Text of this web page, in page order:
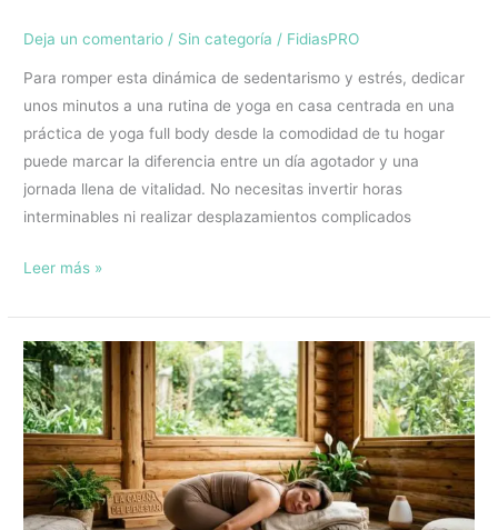
Deja un comentario / Sin categoría / FidiasPRO
Para romper esta dinámica de sedentarismo y estrés, dedicar
unos minutos a una rutina de yoga en casa centrada en una
práctica de yoga full body desde la comodidad de tu hogar
puede marcar la diferencia entre un día agotador y una
jornada llena de vitalidad. No necesitas invertir horas
interminables ni realizar desplazamientos complicados
Leer más »
¿Cansada
de
los
fármacos?
Cómo
el
yoga